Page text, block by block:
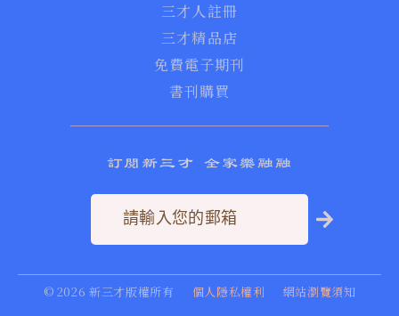
三才人註冊
三才精品店
免費電子期刊
書刊購買
訂閱新三才 全家樂融融
© 2026 新三才版權所有 個人隱私權利 網站瀏覽須知